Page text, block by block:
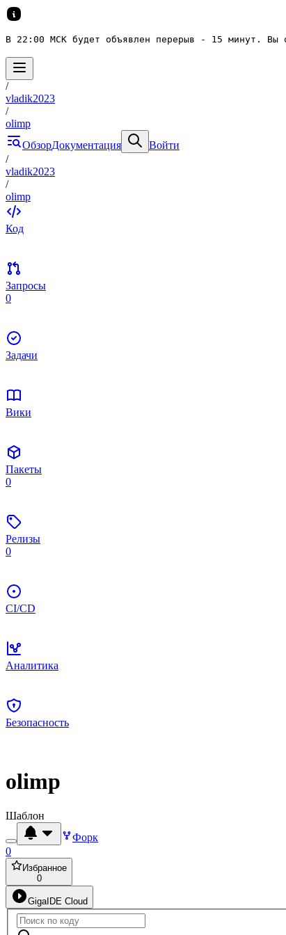
В 22:00 МСК будет объявлен перерыв - 15 минут. Вы
/
vladik2023
/
olimp
ОбзорДокументация
Войти
/
vladik2023
/
olimp
Код
Запросы
0
Задачи
Вики
Пакеты
0
Релизы
0
CI/CD
Аналитика
Безопасность
olimp
Шаблон
Форк
0
Избранное
0
GigaIDE Cloud